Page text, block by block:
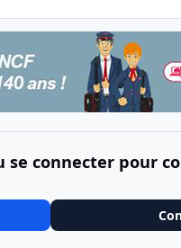
se connecter pour